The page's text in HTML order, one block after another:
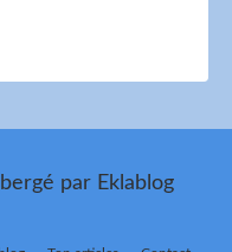
par Eklablog